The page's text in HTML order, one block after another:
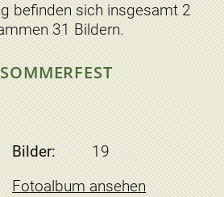
befinden sich insgesamt 2
31 Bildern.
Bilder:
19
Fotoalbum ansehen